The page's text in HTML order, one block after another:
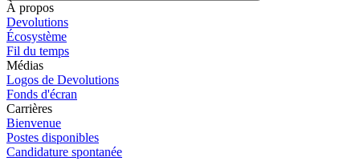
À propos
Devolutions
Écosystème
Fil du temps
Médias
Logos de Devolutions
Fonds d'écran
Carrières
Bienvenue
Postes disponibles
Candidature spontanée